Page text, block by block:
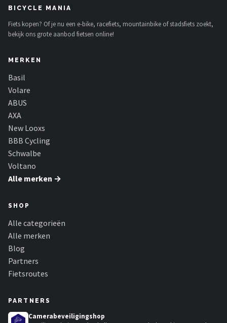
AXA
BBB Cycling
Schwalbe
Voltano
Shimano
Cortina
BICYCLE MANIA
Fiets kopen? Of je nu een e-bike, racefiets, mountainbike of stadsfiets zoekt,
bekijk ons grote aanbod fietsen online!
MERKEN
Basil
Volare
ABUS
AXA
New Looxs
BBB Cycling
Schwalbe
Voltano
Alle merken →
SHOP
Alle categorieën
Alle merken
Blog
Partners
Fietsroutes
PARTNERS
Camerabeveiligingshop